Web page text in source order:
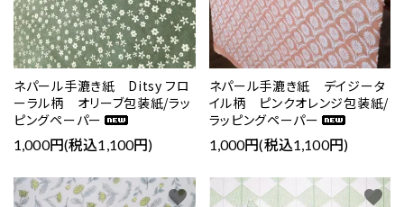
ネパール手漉き紙 Ditsy フロ
ーラル柄 オリーブ包装紙/ラッ
ピングペーパー
1,000円(税込1,100円)
ネパール手漉き紙 デイジータ
イル柄 ピンクオレンジ包装紙/
ラッピングペーパー
1,000円(税込1,100円)
favorite favorite
キーワード
close